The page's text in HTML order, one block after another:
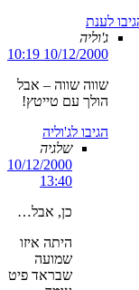
לענת
ג'וליה
10/12/2000 10:19
שווה שווה – אבל
הולך עם טייטץ!
הגיבו לג'וליה
שלגיה
10/12/2000
13:40
כן, אבל…
היתה איזו
שמועה
שבראד פיט